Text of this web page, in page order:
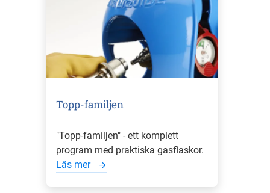
Topp-familjen
"Topp-familjen" - ett komplett
program med praktiska gasflaskor.
Läs mer